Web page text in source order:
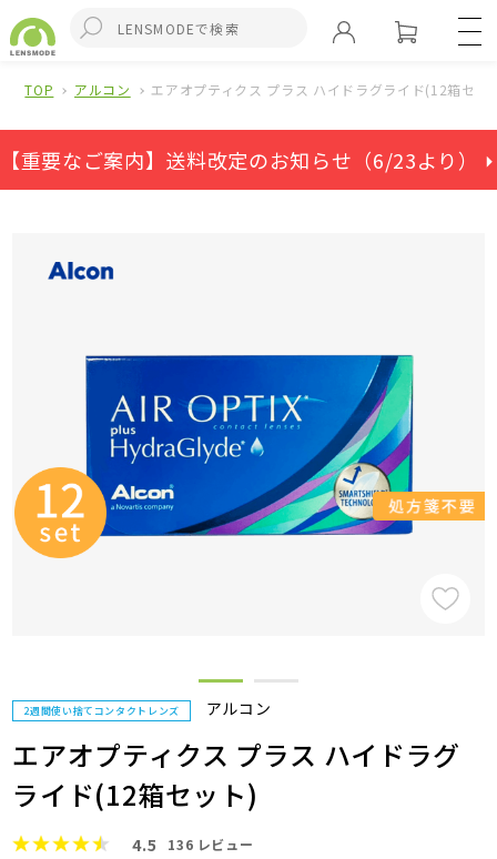
TOP アルコン エアオプティクス プラス ハイドラグライド(12箱セッ
【重要なご案内】送料改定のお知らせ（6/23より） ⏵
2週間使い捨てコンタクトレンズ アルコン
エアオプティクス プラス ハイドラグ
ライド(12箱セット)
4.5 136 レビュー